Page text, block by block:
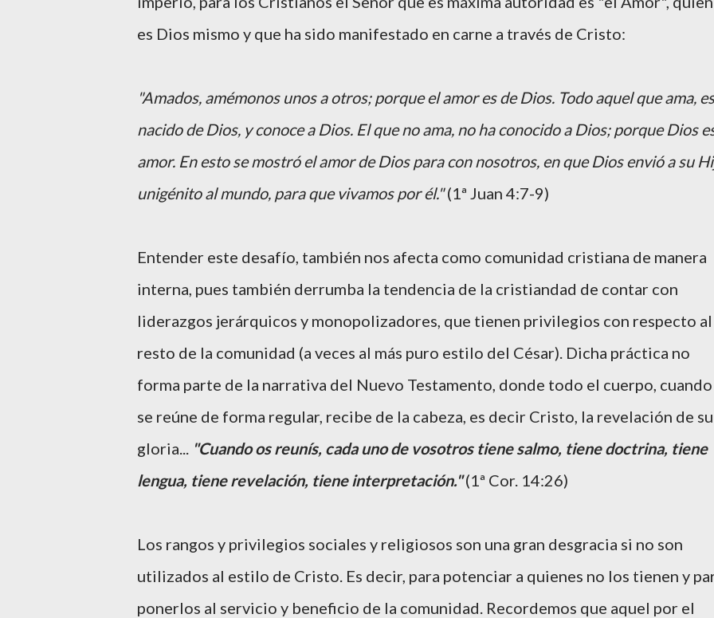
es Dios mismo y que ha sido manifestado en carne a través de Cristo:
"Amados, amémonos unos a otros; porque el amor es de Dios. Todo aquel que ama, es
nacido de Dios, y conoce a Dios. El que no ama, no ha conocido a Dios; porque Dios
amor. En esto se mostró el amor de Dios para con nosotros, en que Dios envió a su
unigénito al mundo, para que vivamos por él."(1ª Juan 4:7-9)
Entender este desafío, también nos afecta como comunidad cristiana de manera
interna, pues también derrumba la tendencia de la cristiandad de contar con
liderazgos jerárquicos y monopolizadores, que tienen privilegios con respecto al
resto de la comunidad (a veces al más puro estilo del César). Dicha práctica no
forma parte de la narrativa del Nuevo Testamento, donde todo el cuerpo, cuando
se reúne de forma regular, recibe de la cabeza, es decir Cristo, la revelación de su
gloria... "Cuando os reunís, cada uno de vosotros tiene salmo, tiene doctrina, tiene
lengua, tiene revelación, tiene interpretación."(1ª Cor. 14:26)
Los rangos y privilegios sociales y religiosos son una gran desgracia si no son
utilizados al estilo de Cristo. Es decir, para potenciar a quienes no los tienen y
ponerlos al servicio y beneficio de la comunidad. Recordemos que aquel por el